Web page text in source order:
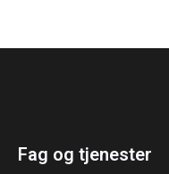
Fag og tjenester